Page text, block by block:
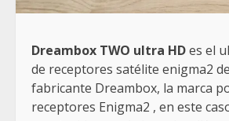
Dreambox TWO ultra HDes el
de receptores satélite enigma2
fabricante Dreambox, la marca
receptores Enigma2 , en este